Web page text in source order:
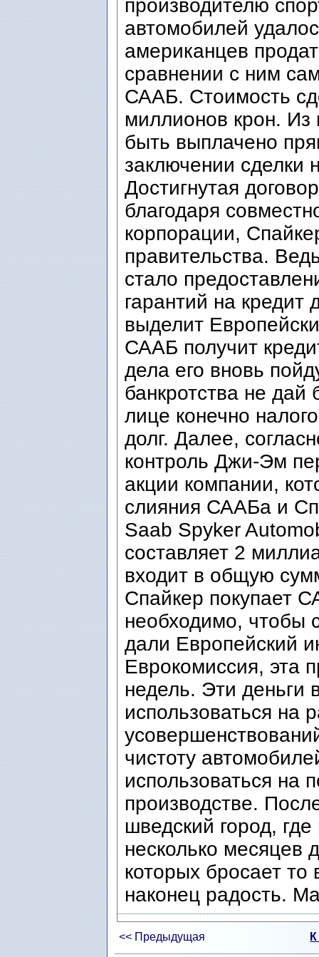
производителю
автомобилей
американцев
сравнении с ним
СААБ. Стоимость
миллионов крон.
быть выплачено
заключении сделки
Достигнутая
благодаря
корпорации,
правительства.
стало
гарантий на кредит
выделит
СААБ получит
дела его вновь
банкротства не дай
лице конечно
долг. Далее,
контроль Джи-Эм
акции компании,
слияния СААБа и
Saab Spyker
составляет 2
входит в общую
Спайкер покупает
необходимо, чтобы
дали Европейский
Еврокомиссия, эта
недель. Эти деньги
использоваться на
чистоту
использоваться на
производстве.
шведский город,
несколько месяцев
которых бросает
наконец радость.
<< Предыдущая